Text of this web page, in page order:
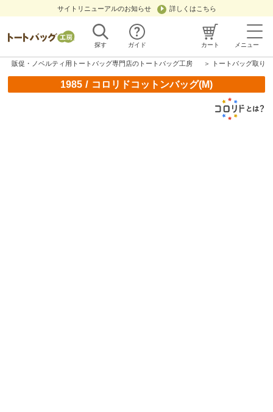
サイトリニューアルのお知らせ 詳しくはこちら
探す ガイド カート メニュー
販促・ノベルティ用トートバッグ専門店のトートバッグ工房 ＞ トートバッグ取り
1985/ コロリドコットンバッグ(M)